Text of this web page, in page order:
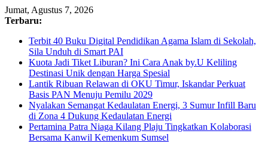
Skip
to
Jumat, Agustus 7, 2026
Terbaru:
Terbit 40 Buku Digital Pendidikan Agama Islam di Sekolah,
Sila Unduh di Smart PAI
Kuota Jadi Tiket Liburan? Ini Cara Anak by.U Keliling
Destinasi Unik dengan Harga Spesial
Lantik Ribuan Relawan di OKU Timur, Iskandar Perkuat
Basis PAN Menuju Pemilu 2029
Nyalakan Semangat Kedaulatan Energi, 3 Sumur Infill Baru
di Zona 4 Dukung Kedaulatan Energi
Pertamina Patra Niaga Kilang Plaju Tingkatkan Kolaborasi
Bersama Kanwil Kemenkum Sumsel